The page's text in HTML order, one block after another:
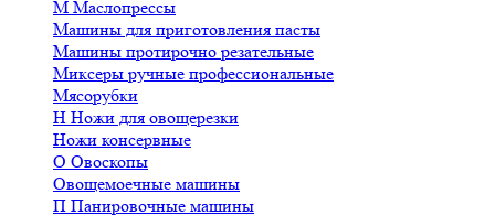
М Маслопрессы
Машины для приготовления пасты
Машины протирочно резательные
Миксеры ручные профессиональные
Мясорубки
Н Ножи для овощерезки
Ножи консервные
О Овоскопы
Овощемоечные машины
П Панировочные машины